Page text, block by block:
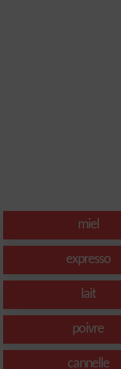
miel
expresso
lait
poivre
cannelle